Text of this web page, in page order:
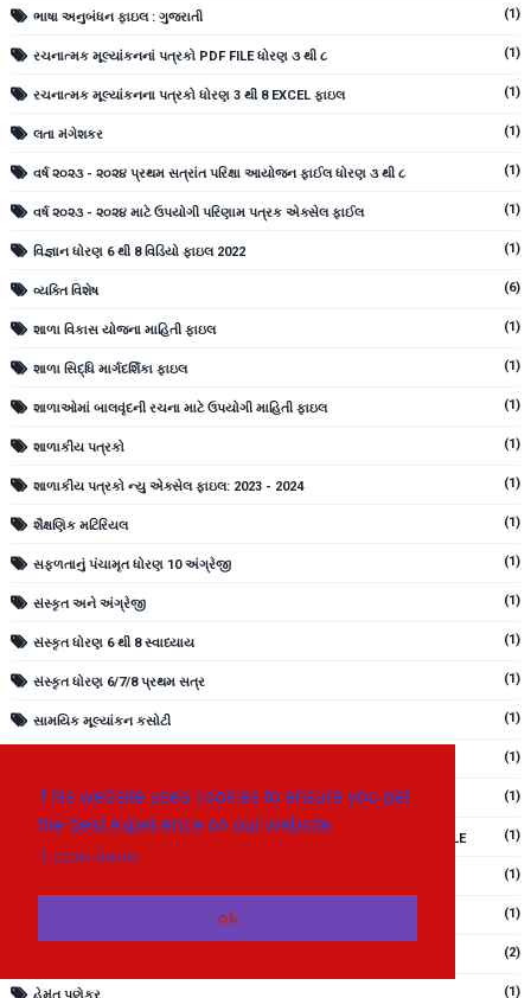
This website uses cookies to ensure you get
the best experience on our website.
Learn more
ok
ભાષા અનુબંધન ફાઇલ : ગુજરાતી (1)
રચનાત્મક મૂલ્યાંકનનાં પત્રકો PDF FILE ધોરણ ૩ થી ૮ (1)
રચનાત્મક મૂલ્યાંકનના પત્રકો ધોરણ 3 થી 8 EXCEL ફાઇલ (1)
લતા મંગેશકર (1)
વર્ષ ૨૦૨૩ - ૨૦૨૪ પ્રથમ સત્રાંત પરિક્ષા આયોજન ફાઈલ ધોરણ ૩ થી ૮ (1)
વર્ષ ૨૦૨૩ - ૨૦૨૪ માટે ઉપયોગી પરિણામ પત્રક એક્સેલ ફાઈલ (1)
વિજ્ઞાન ધોરણ 6 થી 8 વિડિયો ફાઇલ 2022 (1)
વ્યક્તિ વિશેષ (6)
શાળા વિકાસ યોજના માહિતી ફાઇલ (1)
શાળા સિદ્ધિ માર્ગદર્શિકા ફાઇલ (1)
શાળાઓમાં બાલવૃંદની રચના માટે ઉપયોગી માહિતી ફાઇલ (1)
શાળાકીય પત્રકો (1)
શાળાકીય પત્રકો ન્યુ એક્સેલ ફાઇલ: 2023 - 2024 (1)
શૈક્ષણિક મટિરિયલ (1)
સફળતાનું પંચામૃત ધોરણ 10 અંગ્રેજી (1)
સંસ્કૃત અને અંગ્રેજી (1)
સંસ્કૃત ધોરણ 6 થી 8 સ્વાધ્યાય (1)
સંસ્કૃત ધોરણ 6/7/8 પ્રથમ સત્ર (1)
સામયિક મૂલ્યાંકન કસોટી (1)
(1)
સામાજિક વિજ્ઞાન ધોરણ 6 થી 8 ના એકમોના ટેસ્ટ પેપર (1)
સામાજિક વિજ્ઞાન ધોરણ 6 થી 8 ના તમામ એકમોના સ્વાધ્યાયના જવાબો PDF FILE (1)
(1)
(1)
(2)
હેમંત પુણેકર (1)